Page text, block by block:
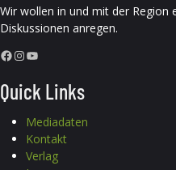
Wir wollen in und mit der Region
Diskussionen anregen.
Facebook InstagramYouTube
Quick Links
Mediadaten
Kontakt
Verlag